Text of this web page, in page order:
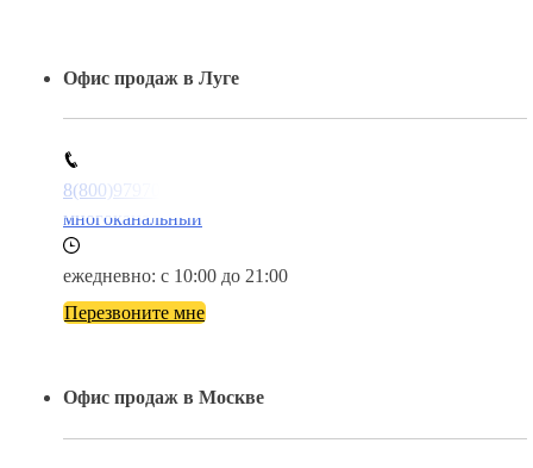
Офис продаж в Луге
8(800)9797043
многоканальный
ежедневно: с 10:00 до 21:00
Перезвоните мне
Офис продаж в Москве